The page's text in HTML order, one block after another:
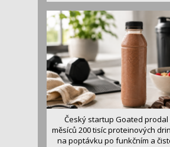
Český startup Goated prodal
měsíců 200 tisíc proteinových
na poptávku po funkčním a